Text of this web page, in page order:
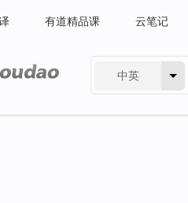
有道精品课 云笔记
中英